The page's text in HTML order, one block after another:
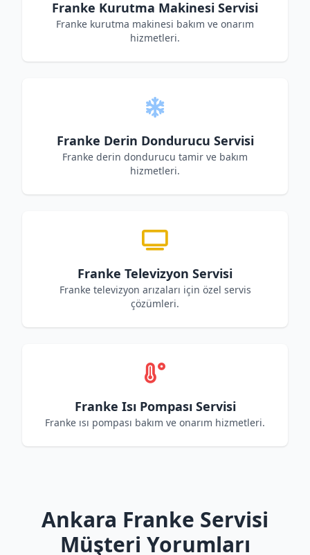
Franke Kurutma Makinesi Servisi
Franke kurutma makinesi bakım ve onarım
hizmetleri.
Franke Derin Dondurucu Servisi
Franke derin dondurucu tamir ve bakım
hizmetleri.
Franke Televizyon Servisi
Franke televizyon arızaları için özel servis
çözümleri.
Franke Isı Pompası Servisi
Franke ısı pompası bakım ve onarım hizmetleri.
Ankara Franke Servisi
Müşteri Yorumları